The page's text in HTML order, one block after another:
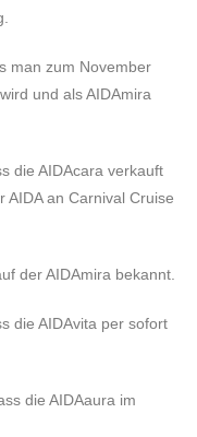
man zum November
und als AIDAmira
die AIDAcara verkauft
an Carnival Cruise
der AIDAmira bekannt.
die AIDAvita per sofort
die AIDAaura im